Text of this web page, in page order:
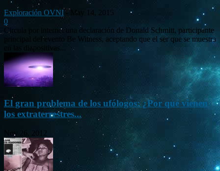
Exploración OVNI - May 14, 2015
0
Circula por internet una declaración de Donald Schmitt, participante
principal del evento Be Witness, aceptando que el ser que se muestra
en las diapositivas...
El gran problema de los ufólogos: ¿Por qué vienen
los extraterrestres...
Nov 26, 2012